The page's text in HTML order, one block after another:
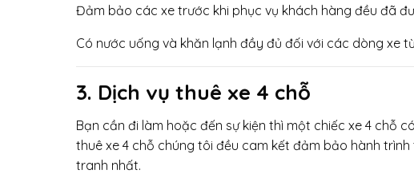
Đảm bảo các xe trước khi phục vụ khách hàng đều đã
Có nước uống và khăn lạnh đầy đủ đối với các dòng xe
3. Dịch vụ thuê xe 4 chỗ
Bạn cần đi làm hoặc đến sự kiện thì một chiếc xe 4 chỗ
thuê xe 4 chỗ chúng tôi đều cam kết đảm bảo hành
tranh nhất.